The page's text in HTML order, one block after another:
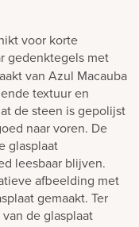
voor korte
gedenktegels met
van Azul Macauba
textuur en
de steen is gepolijst
naar voren. De
glasplaat
leesbaar blijven.
afbeelding met
gemaakt. Ter
de glasplaat